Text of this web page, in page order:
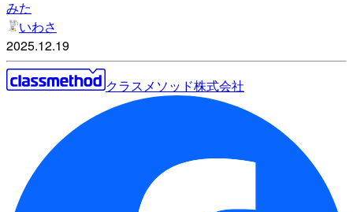
みた
いわさ
2025.12.19
クラスメソッド株式会社